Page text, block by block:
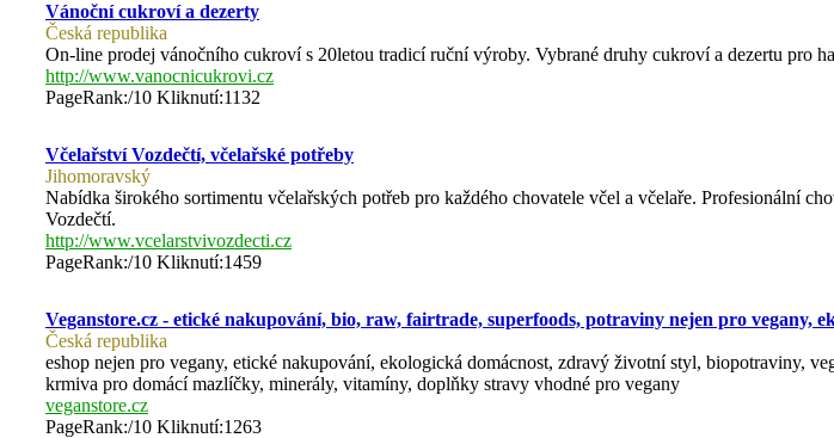
Vánoční cukroví a dezerty
Česká republika
On-line prodej vánočního cukroví s 20letou tradicí ruční výroby. Vybrané druhy cukroví a dezertu pro
http://www.vanocnicukrovi.cz
PageRank:/10 Kliknutí:1132
Včelařství Vozdečtí, včelařské potřeby
Jihomoravský
Nabídka širokého sortimentu včelařských potřeb pro každého chovatele včel a včelaře. Profesionální
Vozdečtí.
http://www.vcelarstvivozdecti.cz
PageRank:/10 Kliknutí:1459
Veganstore.cz - etické nakupování, bio, raw, fairtrade, superfoods, potraviny nejen pro vegany,
Česká republika
eshop nejen pro vegany, etické nakupování, ekologická domácnost, zdravý životní styl, biopotraviny,
krmiva pro domácí mazlíčky, minerály, vitamíny, doplňky stravy vhodné pro vegany
veganstore.cz
PageRank:/10 Kliknutí:1263